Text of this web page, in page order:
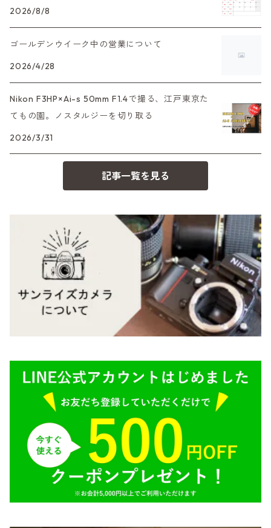
PEN F、FT
OM-1
C35シリーズ
HEXAR
Leica（ライカ）
バルナック
minilux
HASSELBLAD（ハッセルブラッド）
Rollei（ローライ）
35シリーズ
RICOH（リコー）
コンパクト
Voigtlander（フォクトレンダー）
YASHICA（ヤシカ）
Carl Zeiss（カールツァイス）
Mamiya（マミヤ）
M645,二眼レフ
Plaubel（プラウベル）
SONY（ソニー）
SIGMA（シグマ）
Tokina（トキナー）
TAMRON（タムロン）
K&F（ケーアンドエフ）
デジタルカメラ
FD（キヤノン）
EF（キヤノン）
OM（オリンパス）
A（ミノルタ（ソニー））
MD（ミノルタ）
K（ペンタックス）
CY（ヤシカコンタックス）
M（ライカ）
R（ライカ）
AR（コニカ）
O（その他）
プレゼント、贈答用にも！
2026/8/8
ゴールデンウイーク中の営業について
2026/4/28
Nikon F3HP×Ai-s 50mm F1.4で撮る、江戸東京た
てもの園。ノスタルジーを切り取る
2026/3/31
記事一覧を見る